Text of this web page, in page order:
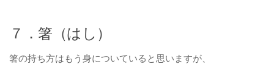
７．箸（はし）
箸の持ち方はもう身についていると思いますが、